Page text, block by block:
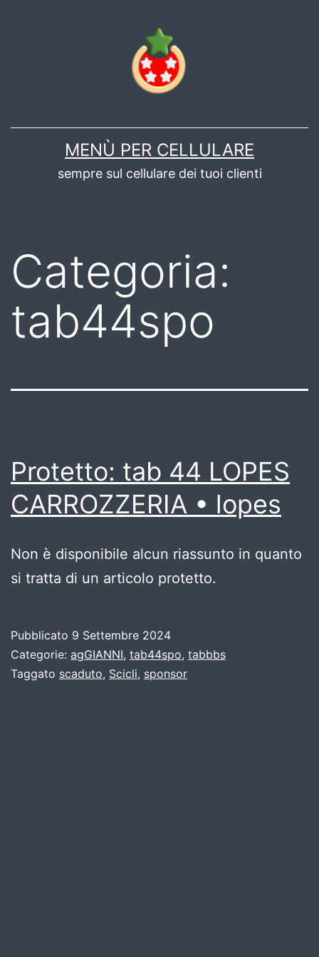
MENÙ PER CELLULARE
sempre sul cellulare dei tuoi clienti
Categoria:
tab44spo
Protetto: tab 44 LOPES
CARROZZERIA • lopes
Non è disponibile alcun riassunto in quanto
si tratta di un articolo protetto.
Pubblicato 9 Settembre 2024
Categorie: agGIANNI, tab44spo, tabbbs
Taggato scaduto, Scicli, sponsor